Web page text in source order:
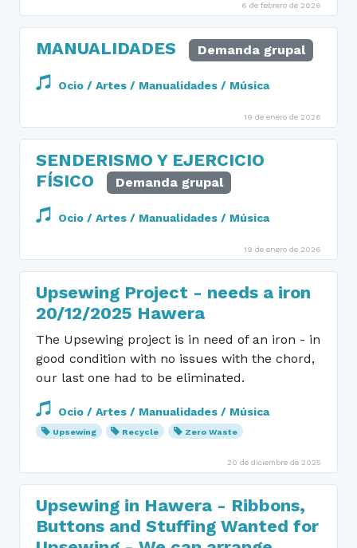
6 de febrero de 2026
MANUALIDADES Demanda grupal
Ocio / Artes / Manualidades / Música
19 de enero de 2026
SENDERISMO Y EJERCICIO
FÍSICO
Demanda grupal
Ocio / Artes / Manualidades / Música
19 de enero de 2026
Upsewing Project - needs a iron
20/12/2025 Hawera
The Upsewing project is in need of an iron - in
good condition with no issues with the chord,
our last one had to be eliminated.
Ocio / Artes / Manualidades / Música
Upsewing Recycle Zero Waste
20 de diciembre de 2025
Upsewing in Hawera - Ribbons,
Buttons and Stuffing Wanted for